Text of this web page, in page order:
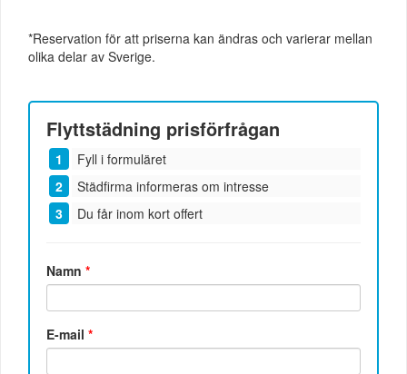
*Reservation för att priserna kan ändras och varierar mellan
olika delar av Sverige.
Flyttstädning prisförfrågan
Fyll i formuläret
Städfirma informeras om intresse
Du får inom kort offert
Namn*
E-mail*